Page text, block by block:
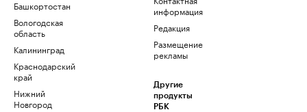
Башкортостан
Вологодская
область
Калининград
Краснодарский
край
Нижний
Новгород
информация
Редакция
Размещение
рекламы
Другие
продукты
РБК